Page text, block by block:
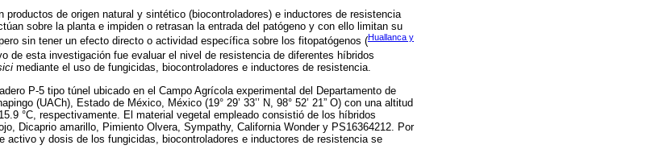
de origen natural y sintético (biocontroladores) e inductores de resistencia
sobre la planta e impiden o retrasan la entrada del patógeno y con ello limitan su
sin tener un efecto directo o actividad específica sobre los fitopatógenos (Huallanca y
de esta investigación fue evaluar el nivel de resistencia de diferentes híbridos
mediante el uso de fungicidas, biocontroladores e inductores de resistencia.
P-5 tipo túnel ubicado en el Campo Agrícola experimental del Departamento de
(UACh), Estado de México, México (19° 29’ 33’’ N, 98° 52’ 21” O) con una altitud
°C, respectivamente. El material vegetal empleado consistió de los híbridos
Dicaprio amarillo, Pimiento Olvera, Sympathy, California Wonder y PS16364212. Por
activo y dosis de los fungicidas, biocontroladores e inductores de resistencia se